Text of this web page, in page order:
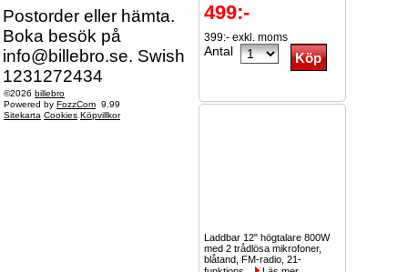
Postorder eller hämta.
Boka besök på
info@billebro.se. Swish
1231272434
©2026 billebro
Powered by FozzCom 9.99
Sitekarta Cookies Köpvillkor
499:-
399:- exkl. moms
Antal
Laddbar 12" högtalare 800W
med 2 trådlösa mikrofoner,
blåtand, FM-radio, 21-